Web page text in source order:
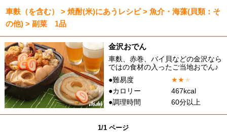
車麩（を含む） > 焼酎(米)にあうレシピ > 魚介・海藻(貝類：そ
の他) > 副菜 1品
金沢おでん
車麩、赤巻、バイ貝などの金沢なら
ではの食材の入ったご当地おでん♪
●難易度
★★★
●カロリー
467kcal
●調理時間
60分以上
1/1 ページ